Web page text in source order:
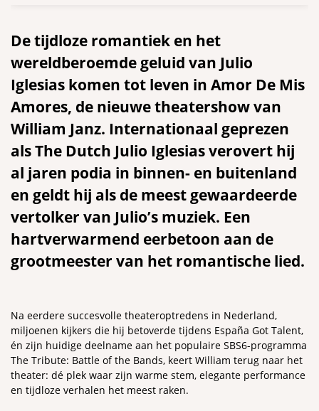
De tijdloze romantiek en het
wereldberoemde geluid van Julio
Iglesias komen tot leven in Amor De Mis
Amores, de nieuwe theatershow van
William Janz. Internationaal geprezen
als The Dutch Julio Iglesias verovert hij
al jaren podia in binnen- en buitenland
en geldt hij als de meest gewaardeerde
vertolker van Julio’s muziek. Een
hartverwarmend eerbetoon aan de
grootmeester van het romantische lied.
Na eerdere succesvolle theateroptredens in Nederland,
miljoenen kijkers die hij betoverde tijdens España Got Talent,
én zijn huidige deelname aan het populaire SBS6-programma
The Tribute: Battle of the Bands, keert William terug naar het
theater: dé plek waar zijn warme stem, elegante performance
en tijdloze verhalen het meest raken.